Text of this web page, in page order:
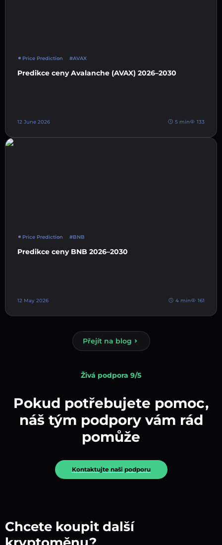
Price Prediction #AVAX
Predikce ceny Avalanche (AVAX) 2026–2030
12 June 2026 5 min 133
Price Prediction #BNB
Predikce ceny BNB 2026–2030
12 May 2026 4 min 161
Přejít na blog
Živá podpora 9/5
Pokud potřebujete pomoc,
náš tým podpory vám rád
pomůže
Kontaktujte naši podporu
Chcete koupit další